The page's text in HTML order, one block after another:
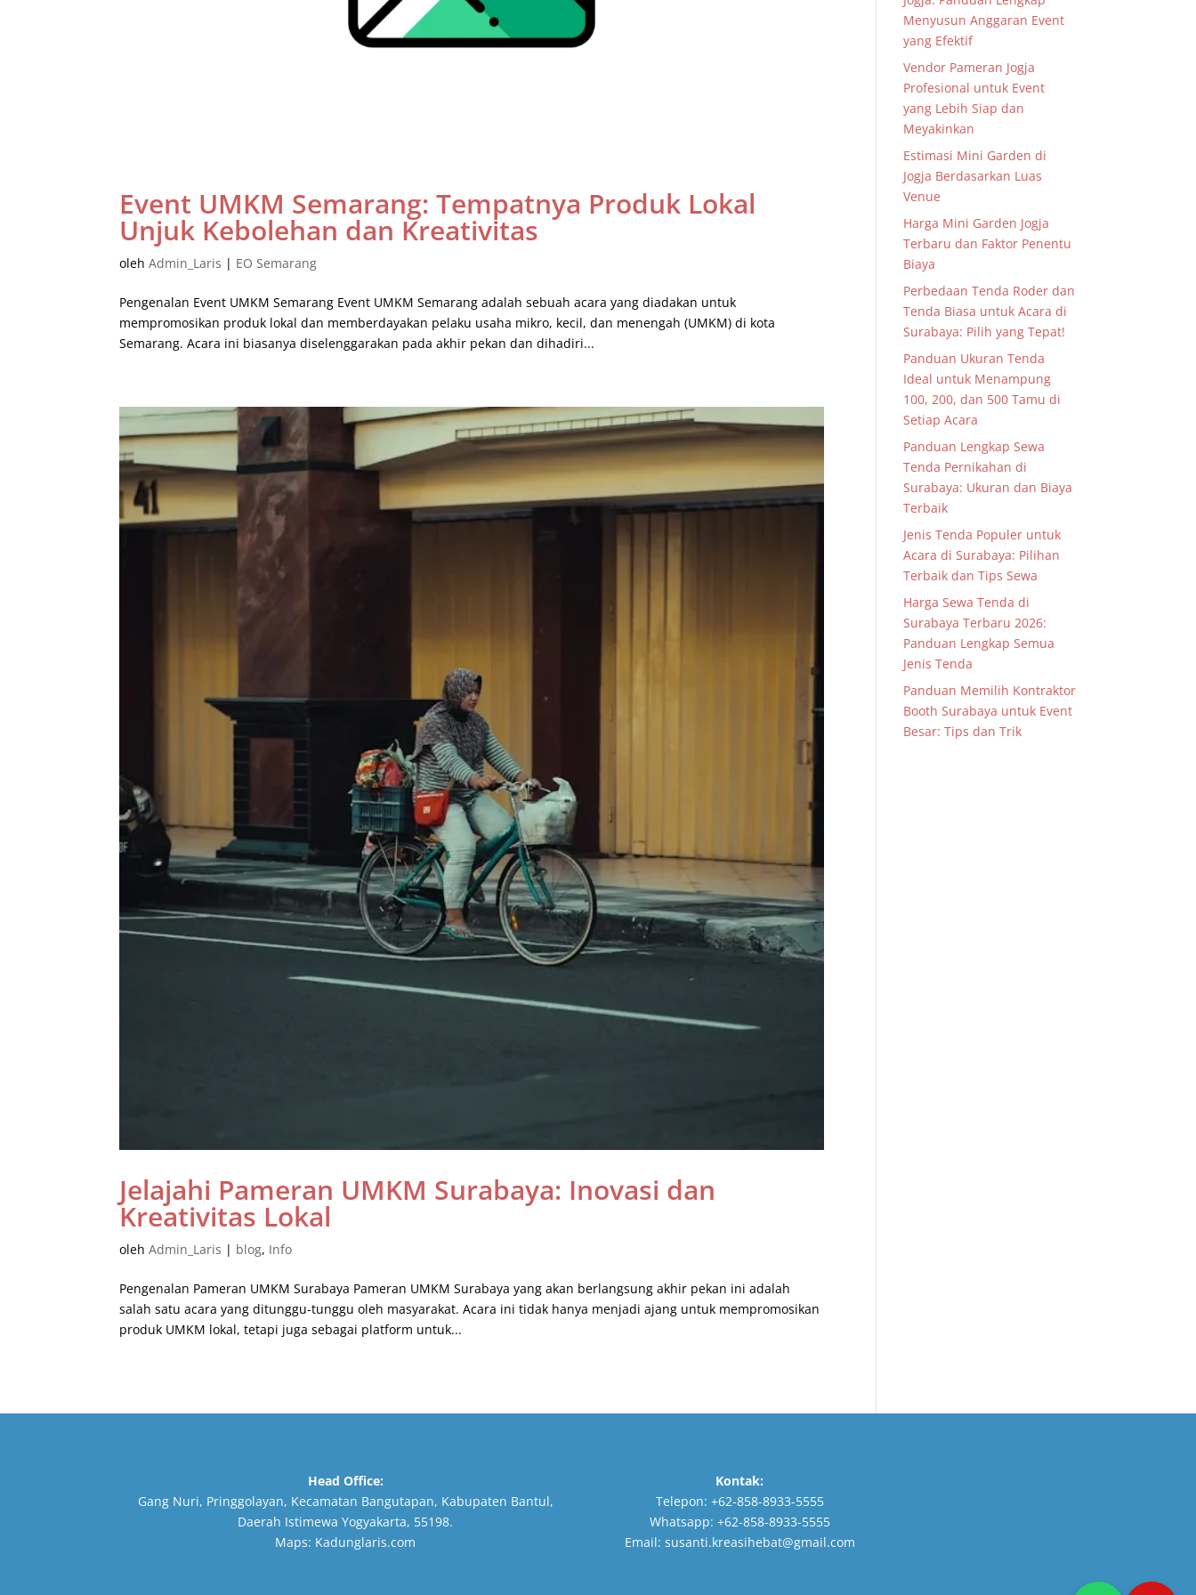
Event UMKM Semarang: Tempatnya Produk Lokal
Unjuk Kebolehan dan Kreativitas
olehAdmin_Laris | EO Semarang
Pengenalan Event UMKM Semarang Event UMKM Semarang adalah sebuah acara yang diadakan untuk
mempromosikan produk lokal dan memberdayakan pelaku usaha mikro, kecil, dan menengah (UMKM) di kota
Semarang. Acara ini biasanya diselenggarakan pada akhir pekan dan dihadiri...
Jelajahi Pameran UMKM Surabaya: Inovasi dan
Kreativitas Lokal
olehAdmin_Laris | blog, Info
Pengenalan Pameran UMKM Surabaya Pameran UMKM Surabaya yang akan berlangsung akhir pekan ini adalah
salah satu acara yang ditunggu-tunggu oleh masyarakat. Acara ini tidak hanya menjadi ajang untuk mempromosikan
produk UMKM lokal, tetapi juga sebagai platform untuk...
Menyusun Anggaran Event
yang Efektif
Vendor Pameran Jogja
Profesional untuk Event
yang Lebih Siap dan
Meyakinkan
Estimasi Mini Garden di
Jogja Berdasarkan Luas
Venue
Harga Mini Garden Jogja
Terbaru dan Faktor Penentu
Biaya
Perbedaan Tenda Roder dan
Tenda Biasa untuk Acara di
Surabaya: Pilih yang Tepat!
Panduan Ukuran Tenda
Ideal untuk Menampung
100, 200, dan 500 Tamu di
Setiap Acara
Panduan Lengkap Sewa
Tenda Pernikahan di
Surabaya: Ukuran dan Biaya
Terbaik
Jenis Tenda Populer untuk
Acara di Surabaya: Pilihan
Terbaik dan Tips Sewa
Harga Sewa Tenda di
Surabaya Terbaru 2026:
Panduan Lengkap Semua
Jenis Tenda
Panduan Memilih Kontraktor
Booth Surabaya untuk Event
Besar: Tips dan Trik
Head Office:
Gang Nuri, Pringgolayan, Kecamatan Bangutapan, Kabupaten Bantul,
Daerah Istimewa Yogyakarta, 55198.
Maps: Kadunglaris.com
Kontak:
Telepon: +62-858-8933-5555
Whatsapp: +62-858-8933-5555
Email: susanti.kreasihebat@gmail.com